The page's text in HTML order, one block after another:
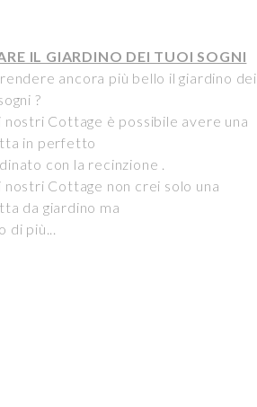
IL GIARDINO DEI TUOI SOGNI
ancora più bello il giardino dei
?
nostri Cottage è possibile avere una
in perfetto
con la recinzione .
nostri Cottage non crei solo una
da giardino ma
di più...